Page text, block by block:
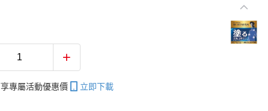
專屬活動優惠價 立即下載